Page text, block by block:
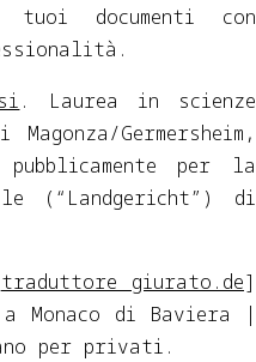
documenti con
. Laurea in scienze
Germersheim,
per la
(“Landgericht”) di
traduttore giurato.de]
di Baviera |
per privati.